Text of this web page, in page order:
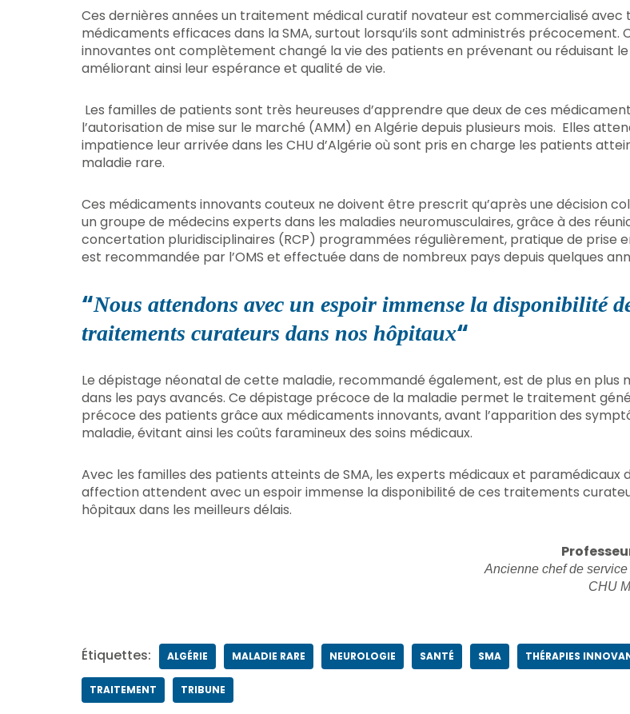
Ces dernières années un traitement médical curatif novateur est commercialisé avec
médicaments efficaces dans la SMA, surtout lorsqu’ils sont administrés précocement.
innovantes ont complètement changé la vie des patients en prévenant ou réduisant
améliorant ainsi leur espérance et qualité de vie.
Les familles de patients sont très heureuses d’apprendre que deux de ces
l’autorisation de mise sur le marché (AMM) en Algérie depuis plusieurs mois. Elles
impatience leur arrivée dans les CHU d’Algérie où sont pris en charge les patients
maladie rare.
Ces médicaments innovants couteux ne doivent être prescrit qu’après une décision
un groupe de médecins experts dans les maladies neuromusculaires, grâce à des
concertation pluridisciplinaires (RCP) programmées régulièrement, pratique de prise
est recommandée par l’OMS et effectuée dans de nombreux pays depuis quelques
“Nous attendons avec un espoir immense la disponibilité
traitements curateurs dans nos hôpitaux“
Le dépistage néonatal de cette maladie, recommandé également, est de plus en plus
dans les pays avancés. Ce dépistage précoce de la maladie permet le traitement
précoce des patients grâce aux médicaments innovants, avant l’apparition des
maladie, évitant ainsi les coûts faramineux des soins médicaux.
Avec les familles des patients atteints de SMA, les experts médicaux et paramédicaux
affection attendent avec un espoir immense la disponibilité de ces traitements
hôpitaux dans les meilleurs délais.
Ancienne chef de service de
CHU Mustapha,
Étiquettes: ALGÉRIE MALADIE RARE NEUROLOGIE SANTÉ SMA THÉRAPIES
TRAITEMENT TRIBUNE